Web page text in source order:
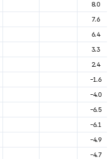
8.0
7.6
6.4
3.3
2.4
-1.6
-4.0
-6.5
-6.1
-4.9
-4.7